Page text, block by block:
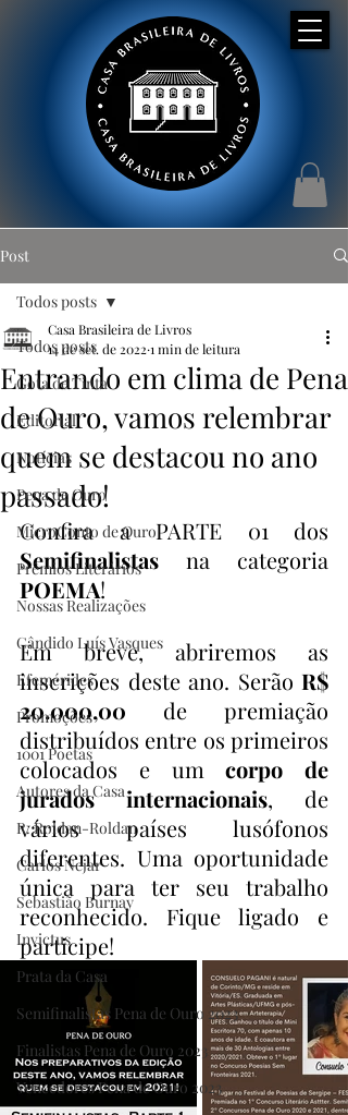
Post
Todos posts
Gota de Tinta
Editorial
Notícias
Pena de Ouro
MicroConto de Ouro
Prêmios Literários
Nossas Realizações
Cândido Luís Vasques
Efemérides
Promoções
1001 Poetas
Autores da Casa
R. Roldan-Roldan
Carlos Nejar
Sebastião Burnay
Invictus
Prata da Casa
Semifinalistas Pena de Ouro 2023
Finalistas Pena de Ouro 2023
Vencedores Pena de Ouro 2023
Todos posts
Entrando em clima de Pena
de Ouro, vamos relembrar
quem se destacou no ano
passado!
Casa Brasileira de Livros
14 de set. de 2022 1 min de leitura
Semifinalistas
POEMA!
Em breve, abriremos as
inscrições deste ano. Serão R$
20.000,00 de premiação
distribuídos entre os primeiros
colocados e um corpo de
jurados internacionais, de
vários países lusófonos
diferentes. Uma oportunidade
única para ter seu trabalho
reconhecido. Fique ligado e
participe!